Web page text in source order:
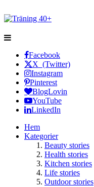
Facebook
X (Twitter)
Instagram
Pinterest
BlogLovin
YouTube
LinkedIn
Hem
Kategorier
Beauty stories
Health stories
Kitchen stories
Life stories
Outdoor stories